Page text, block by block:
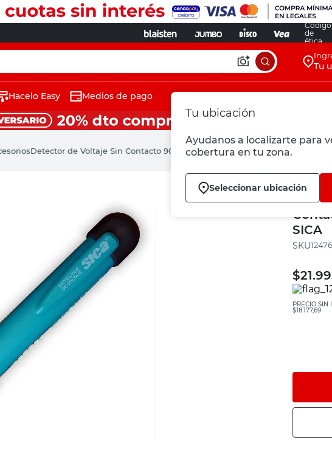
Código
de
ética
Tu
Tu ubicación
Ayudanos a localizarte para
cobertura en tu zona.
Seleccionar ubicación
Hacelo Easy Medios de pago
Detector de Voltaje Sin Contacto 901000V AC Verde SICA
SICA
SICA
:
$
PRECIO SIN
$18.177,69